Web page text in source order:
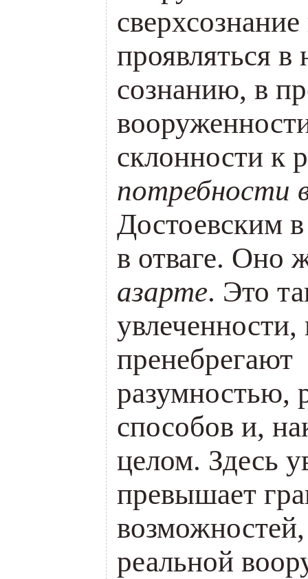
проявляться в
сознанию, в
склонности к
потребности
Достоевским в
в отваге. Оно
азарте. Это
пренебрегают
разумностью,
способов и,
целом. Здесь
превышает
реальной